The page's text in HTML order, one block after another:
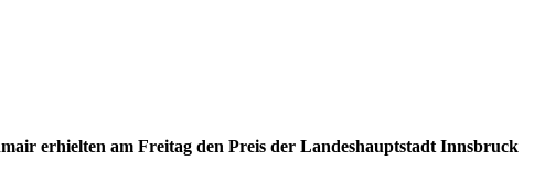
erhielten am Freitag den Preis der Landeshauptstadt Innsbruck